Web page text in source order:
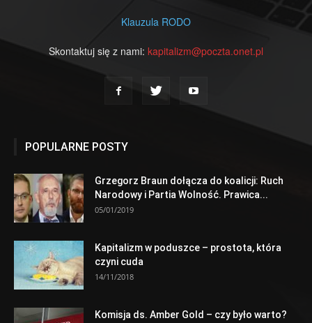
Klauzula RODO
Skontaktuj się z nami: kapitalizm@poczta.onet.pl
POPULARNE POSTY
Grzegorz Braun dołącza do koalicji: Ruch
Narodowy i Partia Wolność. Prawica...
05/01/2019
Kapitalizm w poduszce – prostota, która
czyni cuda
14/11/2018
Komisja ds. Amber Gold – czy było warto?